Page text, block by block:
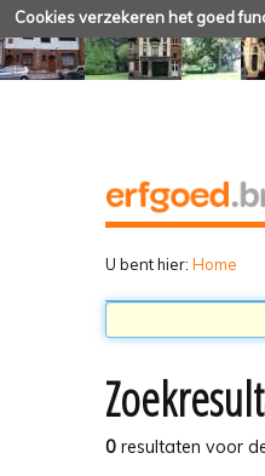
Cookies verzekeren het goed
U bent hier: Home
0 resultaten voor